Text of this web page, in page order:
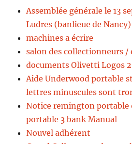
Assemblée générale le 13
Ludres (banlieue de Nancy)
machines a écrire
salon des collectionneurs /
documents Olivetti Logos
Aide Underwood portable
lettres minuscules sont
Notice remington portable
portable 3 bank Manual
Nouvel adhérent